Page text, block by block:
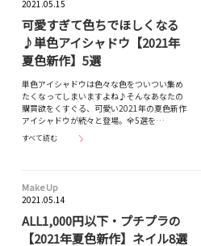
2021.05.15
可愛すぎて色ちでほしくなる
♪単色アイシャドウ【2021年
夏色新作】5選
単色アイシャドウは色々な色をついつい集め
たくなってしまいますよね♪そんなあなたの
購買欲をくすぐる、可愛い2021年の夏色新作
アイシャドウが続々と登場。全5選を…
すべて読む
Make Up
2021.05.14
ALL1,000円以下・プチプラの
【2021年夏色新作】ネイル8選